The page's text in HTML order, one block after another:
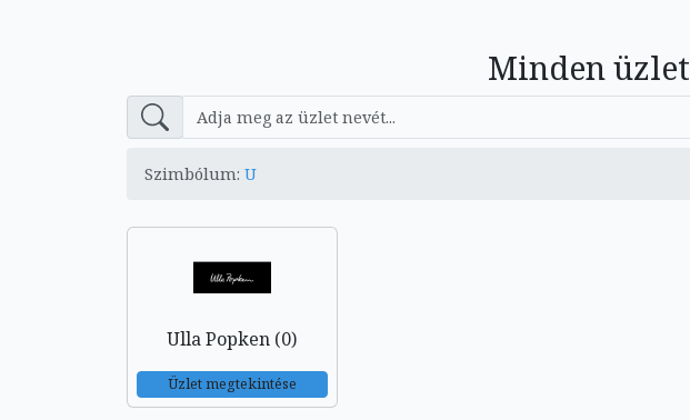
Minden üzlet
Szimbólum: U
Ulla Popken (0)
Üzlet megtekintése